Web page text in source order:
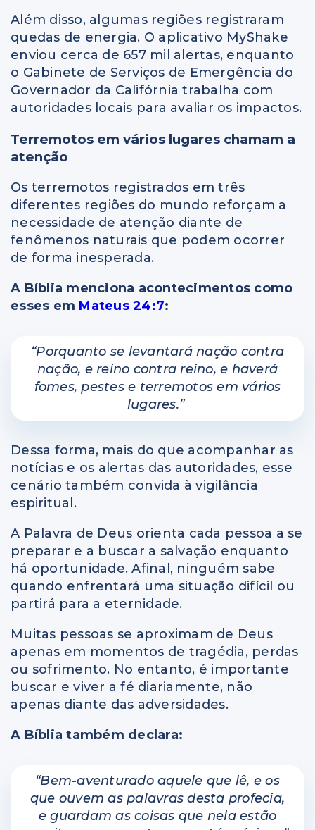
Além disso, algumas regiões registraram
quedas de energia. O aplicativo MyShake
enviou cerca de 657 mil alertas, enquanto
o Gabinete de Serviços de Emergência do
Governador da Califórnia trabalha com
autoridades locais para avaliar os impactos.
Terremotos em vários lugares chamam a
atenção
Os terremotos registrados em três
diferentes regiões do mundo reforçam a
necessidade de atenção diante de
fenômenos naturais que podem ocorrer
de forma inesperada.
A Bíblia menciona acontecimentos como
esses em Mateus 24:7:
“Porquanto se levantará nação contra
nação, e reino contra reino, e haverá
fomes, pestes e terremotos em vários
lugares.”
Dessa forma, mais do que acompanhar as
notícias e os alertas das autoridades, esse
cenário também convida à vigilância
espiritual.
A Palavra de Deus orienta cada pessoa a se
preparar e a buscar a salvação enquanto
há oportunidade. Afinal, ninguém sabe
quando enfrentará uma situação difícil ou
partirá para a eternidade.
Muitas pessoas se aproximam de Deus
apenas em momentos de tragédia, perdas
ou sofrimento. No entanto, é importante
buscar e viver a fé diariamente, não
apenas diante das adversidades.
A Bíblia também declara:
“Bem-aventurado aquele que lê, e os
que ouvem as palavras desta profecia,
e guardam as coisas que nela estão